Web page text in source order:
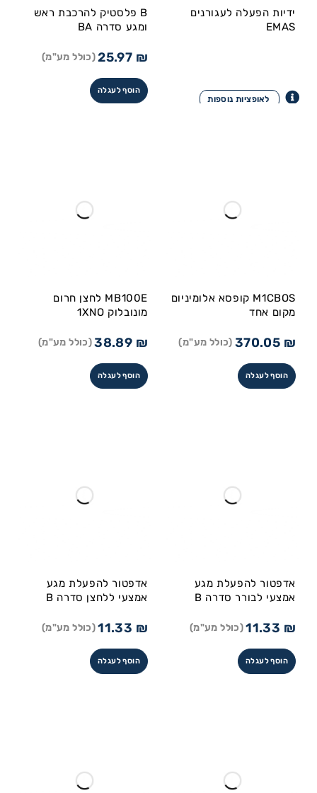
ידיות הפעלה לעגורנים
EMAS
B פלסטיק להרכבת ראש
ומגע סדרה BA
25.97 ₪ (כולל מע"מ)
הוסף לעגלה
M1CBOS קופסא אלומיניום
מקום אחד
370.05 ₪ (כולל מע"מ)
הוסף לעגלה
MB100E לחצן חרום
מונובלוק 1XNO
38.89 ₪ (כולל מע"מ)
הוסף לעגלה
אדפטור להפעלת מגע
אמצעי לבורר סדרה B
11.33 ₪ (כולל מע"מ)
הוסף לעגלה
אדפטור להפעלת מגע
אמצעי ללחצן סדרה B
11.33 ₪ (כולל מע"מ)
הוסף לעגלה